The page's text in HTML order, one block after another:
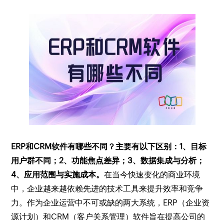
ERP和CRM软件有哪些不同？主要有以下区别：1、目标
用户群不同；2、功能焦点差异；3、数据集成与分析；
4、应用范围与实施成本。在当今快速变化的商业环境
中，企业越来越依赖先进的技术工具来提升效率和竞争
力。作为企业运营中不可或缺的两大系统，ERP（企业资
源计划）和CRM（客户关系管理）软件旨在提高公司的